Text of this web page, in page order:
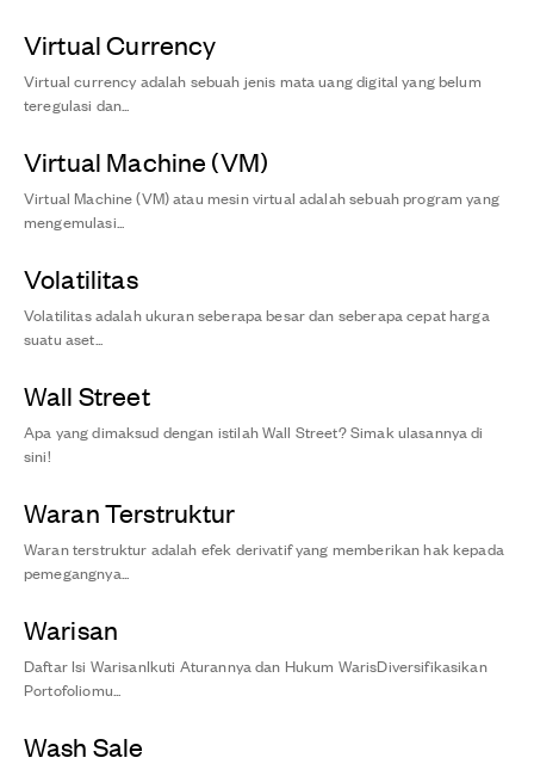
Virtual Currency
Virtual currency adalah sebuah jenis mata uang digital yang belum
teregulasi dan...
Virtual Machine (VM)
Virtual Machine (VM) atau mesin virtual adalah sebuah program yang
mengemulasi...
Volatilitas
Volatilitas adalah ukuran seberapa besar dan seberapa cepat harga
suatu aset...
Wall Street
Apa yang dimaksud dengan istilah Wall Street? Simak ulasannya di
sini!
Waran Terstruktur
Waran terstruktur adalah efek derivatif yang memberikan hak kepada
pemegangnya...
Warisan
Daftar Isi WarisanIkuti Aturannya dan Hukum WarisDiversifikasikan
Portofoliomu...
Wash Sale